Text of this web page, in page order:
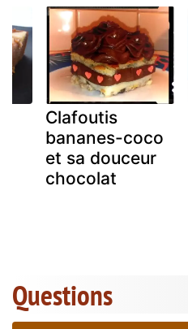
Clafoutis
bananes-coco
et sa douceur
chocolat
Questions